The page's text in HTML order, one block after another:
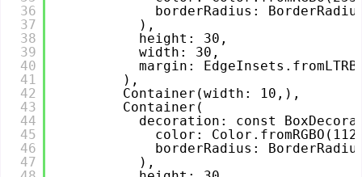
36
37
38
39
40
41
42
43
44
45
46
47
borderRadius:
),
height: 30,
width: 30,
margin:
),
Container(width: 10,),
Container(
decoration: const
color:
borderRadius:
),